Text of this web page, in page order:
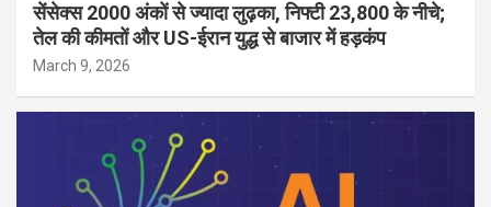
सेंसेक्स 2000 अंकों से ज्यादा लुढ़का, निफ्टी 23,800 के नीचे;
तेल की कीमतों और US-ईरान युद्ध से बाजार में हड़कंप
March 9, 2026